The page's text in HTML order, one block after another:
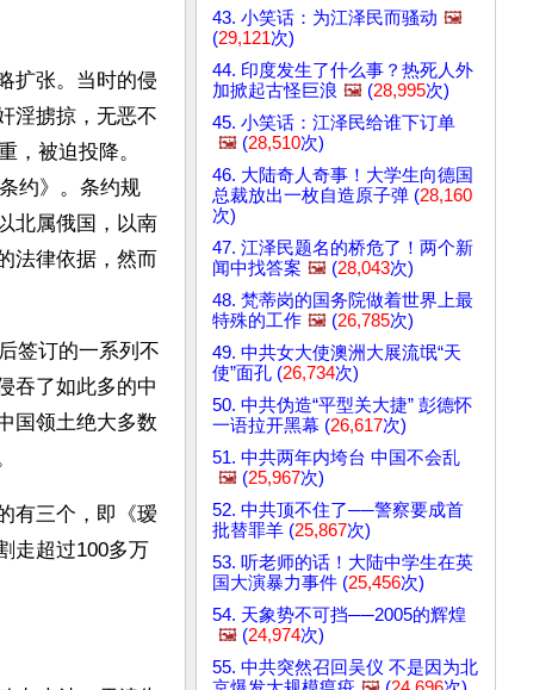
扩张。当时的侵
淫掳掠，无恶不
，被迫投降。
约》。条约规
北属俄国，以南
法律依据，然而
签订的一系列不
吞了如此多的中
国领土绝大多数
有三个，即《瑷
走超过100多万
43. 小笑话：为江泽民而骚动 🖼️
(29,121次)
44. 印度发生了什么事？热死人外
加掀起古怪巨浪 🖼️ (28,995次)
45. 小笑话：江泽民给谁下订单
🖼️ (28,510次)
46. 大陆奇人奇事！大学生向德国
总裁放出一枚自造原子弹 (28,160
次)
47. 江泽民题名的桥危了！两个新
闻中找答案 🖼️ (28,043次)
48. 梵蒂岗的国务院做着世界上最
特殊的工作 🖼️ (26,785次)
49. 中共女大使澳洲大展流氓“天
使”面孔 (26,734次)
50. 中共伪造“平型关大捷” 彭德怀
一语拉开黑幕 (26,617次)
51. 中共两年内垮台 中国不会乱
🖼️ (25,967次)
52. 中共顶不住了──警察要成首
批替罪羊 (25,867次)
53. 听老师的话！大陆中学生在英
国大演暴力事件 (25,456次)
54. 天象势不可挡──2005的辉煌
🖼️ (24,974次)
55. 中共突然召回吴仪 不是因为北